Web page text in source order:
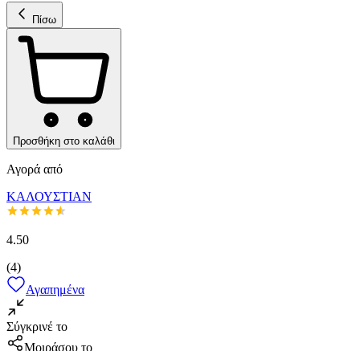
Πίσω
Προσθήκη στο καλάθι
Αγορά από
ΚΑΛΟΥΣΤΙΑΝ
4.50
(4)
Αγαπημένα
Σύγκρινέ το
Μοιράσου το